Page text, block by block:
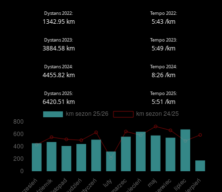
Dystans 2022:
1342.95 km
Tempo 2022:
5:43 /km
Dystans 2023:
3884.58 km
Tempo 2023:
5:49 /km
Dystans 2024:
4455.82 km
Tempo 2024:
8:26 /km
Dystans 2025:
6420.51 km
Tempo 2025:
5:51 /km